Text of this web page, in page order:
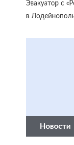
Эвакуатор с
в
Новости